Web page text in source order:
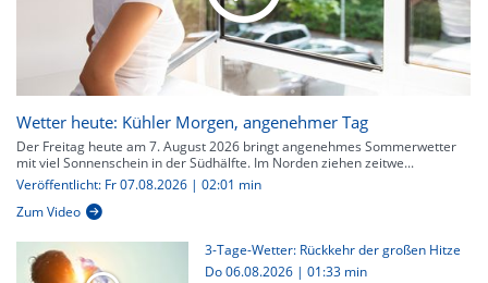
Wetter heute: Kühler Morgen, angenehmer Tag
Der Freitag heute am 7. August 2026 bringt angenehmes Sommerwetter
mit viel Sonnenschein in der Südhälfte. Im Norden ziehen zeitwe...
Veröffentlicht: Fr 07.08.2026 | 02:01 min
Zum Video
3-Tage-Wetter: Rückkehr der großen Hitze
Do 06.08.2026 | 01:33 min